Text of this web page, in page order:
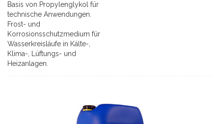
Basis von Propylenglykol für
technische Anwendungen.
Frost- und
Korrosionsschutzmedium für
Wasserkreisläufe in Kälte-,
Klima-, Lüftungs- und
Heizanlagen.